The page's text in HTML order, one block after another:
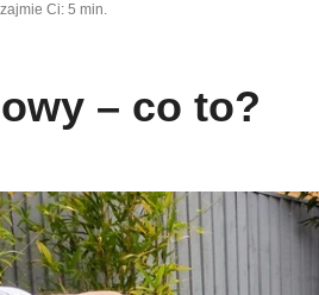
Ci: 5 min.
– co to?